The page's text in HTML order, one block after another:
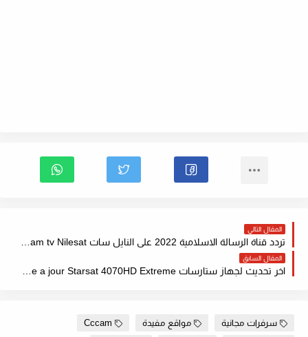
المقال التالي
تردد قناة الرسالة الاسلامية 2022 على النايل سات Fréquence resalat al islam tv Nilesat
المقال السابق
اخر تحديث لجهاز ستارسات Mise a jour Starsat 4070HD Extreme مع ملف قنوات مرتب
سرفرات مجانية مواقع مفيدة
Cccam